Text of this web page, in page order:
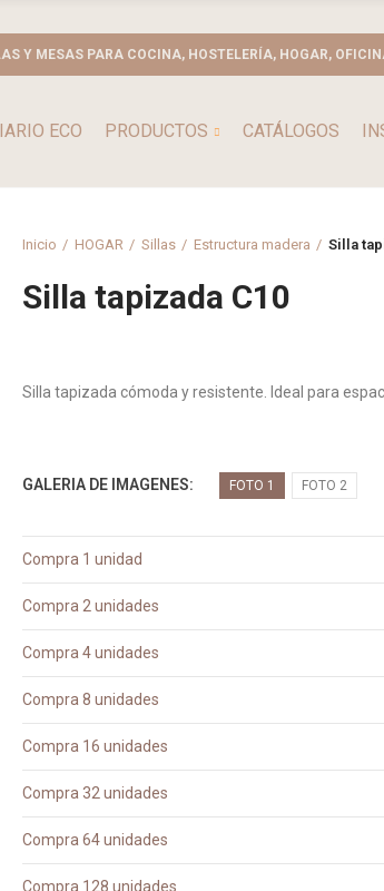
Y MESAS PARA COCINA, HOSTELERÍA, HOGAR,
ECO PRODUCTOS CATÁLOGOS
Inicio HOGAR Sillas Estructura madera Silla
Silla tapizada C10
Silla tapizada cómoda y resistente. Ideal para
GALERIA DE IMAGENES FOTO 1 FOTO 2
Compra 1 unidad
Compra 2 unidades
Compra 4 unidades
Compra 8 unidades
Compra 16 unidades
Compra 32 unidades
Compra 64 unidades
Compra 128 unidades